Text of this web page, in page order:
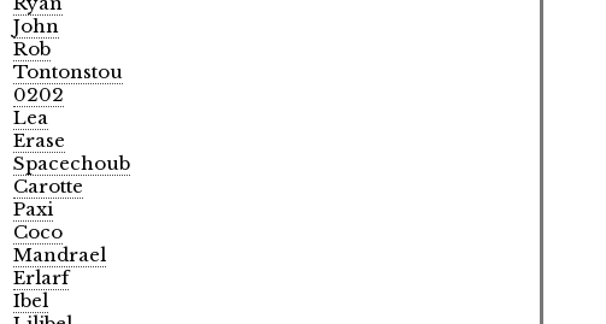
John
Rob
Tontonstou
0202
Lea
Erase
Spacechoub
Carotte
Paxi
Coco
Mandrael
Erlarf
Ibel